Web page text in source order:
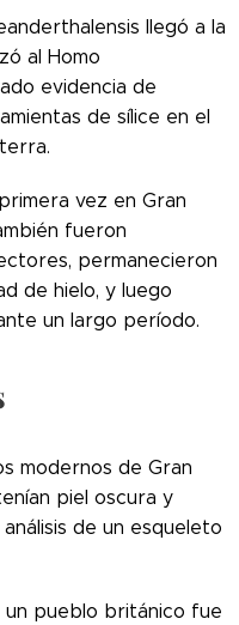
llegó a la
al Homo
evidencia de
de sílice en el
vez en Gran
fueron
permanecieron
de hielo, y luego
un largo período.
modernos de Gran
piel oscura y
de un esqueleto
un pueblo británico fue